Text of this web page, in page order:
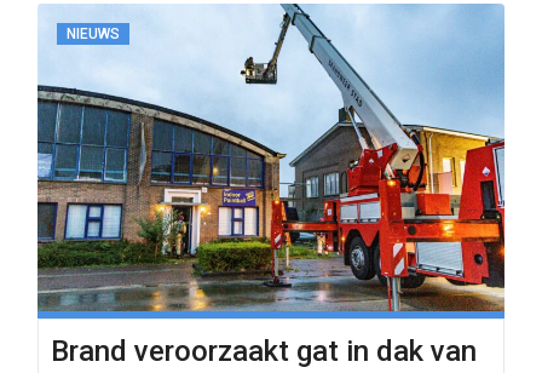
NIEUWS
Brand veroorzaakt gat in dak van